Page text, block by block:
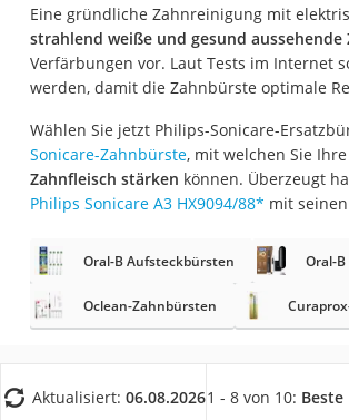
Eine gründliche Zahnreinigung mit
strahlend weiße und gesund aussehende
Verfärbungen vor. Laut Tests im Internet
werden, damit die Zahnbürste optimale
Wählen Sie jetzt Philips-Sonicare-
Sonicare-Zahnbürste, mit welchen Sie Ihre
Zahnfleisch stärken können. Überzeugt
Philips Sonicare A3 HX9094/88* mit
Oral-B Aufsteckbürsten Oral-
Oclean-Zahnbürsten
Aktualisiert: 06.08.20261 - 8 von 10: